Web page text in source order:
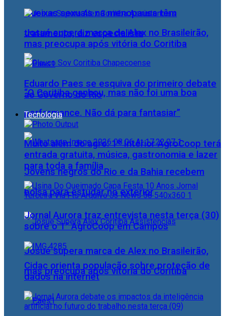
Queixas sexuais na menopausa têm
tratamento, diz especialista
“O Coritiba ganhou, mas não foi uma boa
performance. Não dá para fantasiar”
Jovens negros do Rio e da Bahia recebem
bolsa para estudar no exterior
Josué supera marca de Alex no Brasileirão,
mas preocupa após vitória do Coritiba
Josué supera marca de Alex no Brasileirão,
mas preocupa após vitória do Coritiba
Eduardo Paes se esquiva do primeiro debate
ao Governo do Rio
Tecnologia
Muito além do agro: 1º Interior AgroCoop terá
entrada gratuita, música, gastronomia e lazer
para toda a família
Jornal Aurora traz entrevista nesta terça (30)
sobre o 1° AgroCoop em Campos
Cidac orienta população sobre proteção de
dados na internet